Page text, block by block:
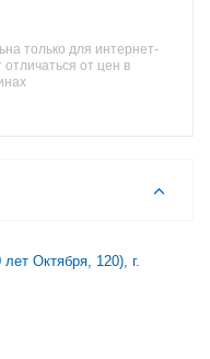
только для интернет-
от цен в
Октября, 120), г.